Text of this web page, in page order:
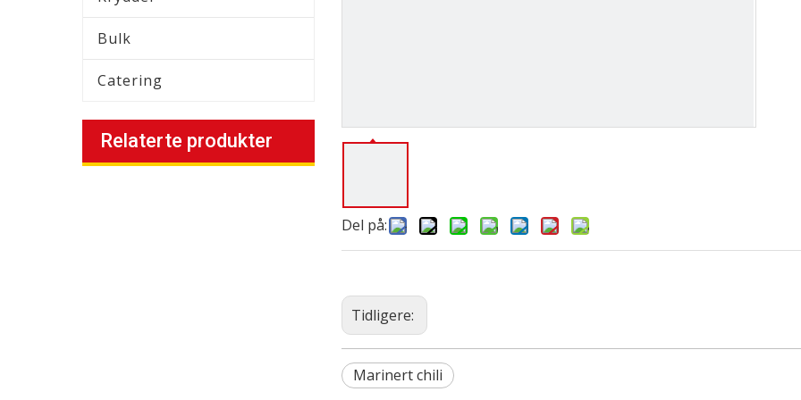
Bulk
Catering
Relaterte produkter
Del på:
Tidligere:
Marinert chili